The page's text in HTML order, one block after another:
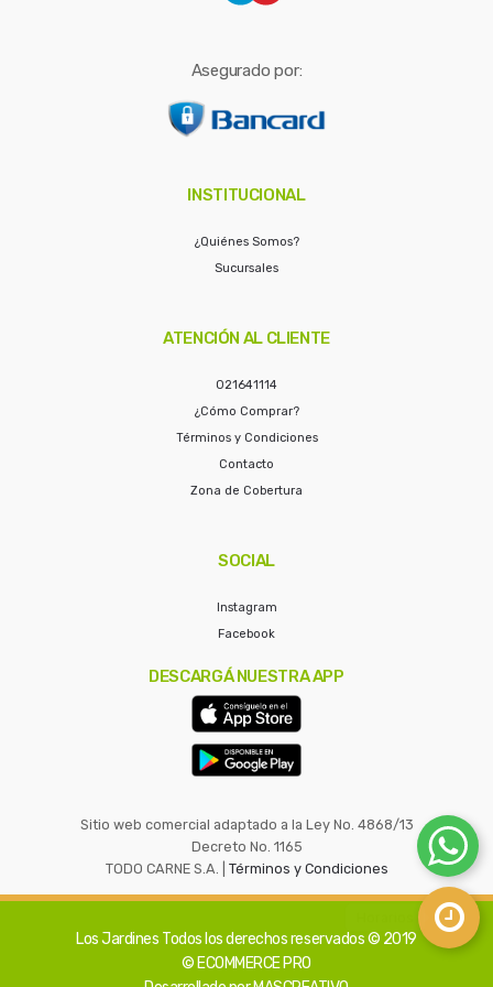
Asegurado por:
INSTITUCIONAL
¿Quiénes Somos?
Sucursales
ATENCIÓN AL CLIENTE
021641114
¿Cómo Comprar?
Términos y Condiciones
Contacto
Zona de Cobertura
SOCIAL
Instagram
Facebook
DESCARGÁ NUESTRA APP
Sitio web comercial adaptado a la Ley No. 4868/13
Decreto No. 1165
TODO CARNE S.A. | Términos y Condiciones
Los Jardines Todos los derechos reservados © 2019
© ECOMMERCE PRO